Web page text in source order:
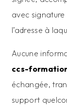
avec
l’adresse à
Aucune
ccs-
échangée,
support